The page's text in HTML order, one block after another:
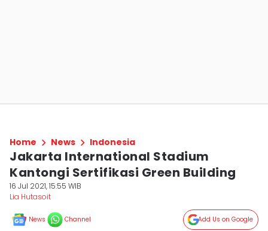
Home News Indonesia
Jakarta International Stadium
Kantongi Sertifikasi Green Building
16 Jul 2021, 15:55 WIB
Lia Hutasoit
News Channel Add Us on Google